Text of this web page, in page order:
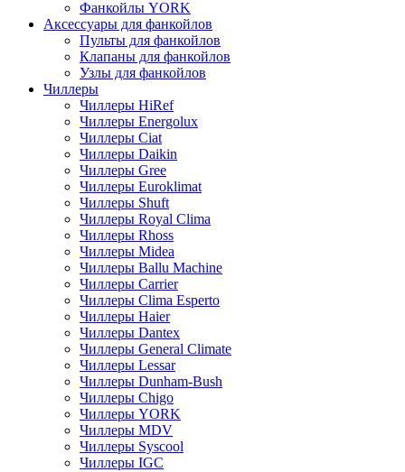
Фанкойлы YORK
Аксессуары для фанкойлов
Пульты для фанкойлов
Клапаны для фанкойлов
Узлы для фанкойлов
Чиллеры
Чиллеры HiRef
Чиллеры Energolux
Чиллеры Ciat
Чиллеры Daikin
Чиллеры Gree
Чиллеры Euroklimat
Чиллеры Shuft
Чиллеры Royal Clima
Чиллеры Rhoss
Чиллеры Midea
Чиллеры Ballu Machine
Чиллеры Carrier
Чиллеры Clima Esperto
Чиллеры Haier
Чиллеры Dantex
Чиллеры General Climate
Чиллеры Lessar
Чиллеры Dunham-Bush
Чиллеры Chigo
Чиллеры YORK
Чиллеры MDV
Чиллеры Syscool
Чиллеры IGC